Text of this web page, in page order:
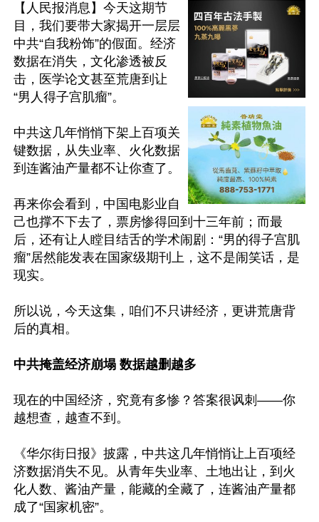
【人民报消息】今天这期节
目，我们要带大家揭开一层层
中共“自我粉饰”的假面。经济
数据在消失，文化渗透被反
击，医学论文甚至荒唐到让
“男人得子宫肌瘤”。
中共这几年悄悄下架上百项关
键数据，从失业率、火化数据
到连酱油产量都不让你查了。
再来你会看到，中国电影业自
己也撑不下去了，票房惨得回到十三年前；而最
后，还有让人瞠目结舌的学术闹剧：“男的得子宫肌
瘤”居然能发表在国家级期刊上，这不是闹笑话，是
现实。
所以说，今天这集，咱们不只讲经济，更讲荒唐背
后的真相。
中共掩盖经济崩塌 数据越删越多
现在的中国经济，究竟有多惨？答案很讽刺——你
越想查，越查不到。
《华尔街日报》披露，中共这几年悄悄让上百项经
济数据消失不见。从青年失业率、土地出让，到火
化人数、酱油产量，能藏的全藏了，连酱油产量都
成了“国家机密”。